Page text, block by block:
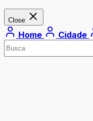
Close
Home Cidade